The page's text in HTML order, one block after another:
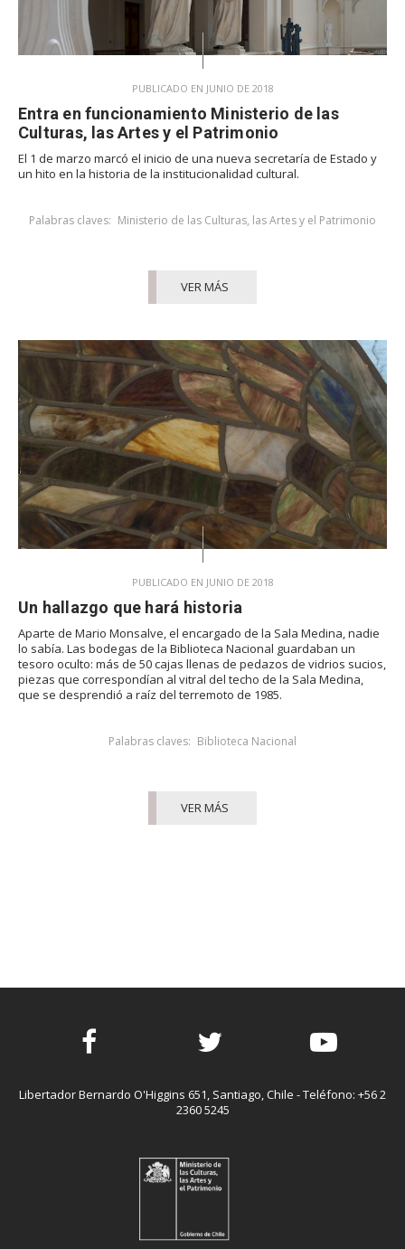
PUBLICADO EN JUNIO DE 2018
Entra en funcionamiento Ministerio de las
Culturas, las Artes y el Patrimonio
El 1 de marzo marcó el inicio de una nueva secretaría de Estado y
un hito en la historia de la institucionalidad cultural.
Palabras claves: Ministerio de las Culturas, las Artes y el Patrimonio
VER MÁS
PUBLICADO EN JUNIO DE 2018
Un hallazgo que hará historia
Aparte de Mario Monsalve, el encargado de la Sala Medina, nadie
lo sabía. Las bodegas de la Biblioteca Nacional guardaban un
tesoro oculto: más de 50 cajas llenas de pedazos de vidrios sucios,
piezas que correspondían al vitral del techo de la Sala Medina,
que se desprendió a raíz del terremoto de 1985.
Palabras claves: Biblioteca Nacional
VER MÁS
Libertador Bernardo O'Higgins 651, Santiago, Chile - Teléfono: +56 2
2360 5245